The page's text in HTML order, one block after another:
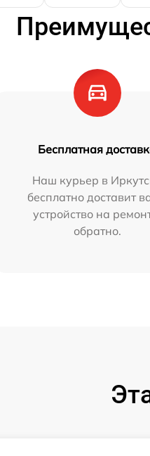
Бесплатная
Наш курьер в
бесплатно доставит
устройство на
обратно.